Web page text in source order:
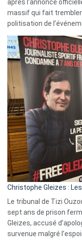
après l’annonce
massif qui fait
politisation de
Christophe Gleizes :
Le tribunal de Tizi
sept ans de prison
Gleizes, accusé
survenue malgré